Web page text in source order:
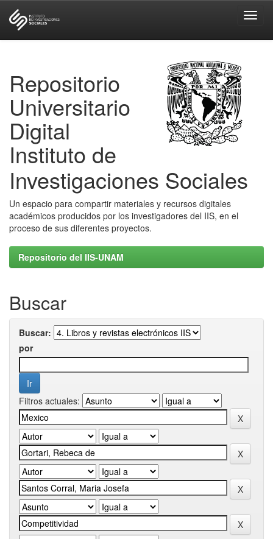
Repositorio
Universitario
Digital
Instituto de
Investigaciones Sociales
Un espacio para compartir materiales y recursos digitales
académicos producidos por los investigadores del IIS, en el
proceso de sus diferentes proyectos.
Repositorio del IIS-UNAM
Buscar
Buscar:
por
Filtros actuales: